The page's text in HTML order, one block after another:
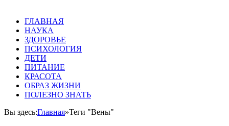
ГЛАВНАЯ
НАУКА
ЗДОРОВЬЕ
ПСИХОЛОГИЯ
ДЕТИ
ПИТАНИЕ
КРАСОТА
ОБРАЗ ЖИЗНИ
ПОЛЕЗНО ЗНАТЬ
Вы здесь:Главная»Теги "Вены"